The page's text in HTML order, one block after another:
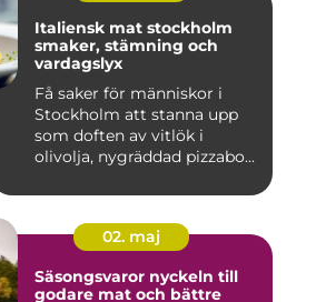
Italiensk mat stockholm
smaker, stämning och
vardagslyx
Få saker för människor i
Stockholm att stanna upp
som doften av vitlök i
olivolja, nygräddad pizzabo...
02. maj
Säsongsvaror nyckeln till
godare mat och bättre